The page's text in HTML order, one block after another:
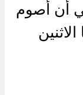
أن أصوم